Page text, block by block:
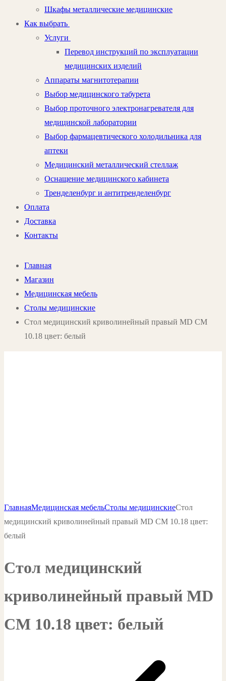
Шкафы металлические медицинские
Как выбрать
Услуги
Перевод инструкций по эксплуатации
медицинских изделий
Аппараты магнитотерапии
Выбор медицинского табурета
Выбор проточного электронагревателя для
медицинской лаборатории
Выбор фармацевтического холодильника для
аптеки
Медицинский металлический стеллаж
Оснащение медицинского кабинета
Тренделенбург и антитренделенбург
Оплата
Доставка
Контакты
Главная
Магазин
Медицинская мебель
Столы медицинские
Стол медицинский криволинейный правый MD СМ
10.18 цвет: белый
ГлавнаяМедицинская мебельСтолы медицинскиеСтол
медицинский криволинейный правый MD СМ 10.18 цвет:
белый
Стол медицинский
криволинейный правый MD
СМ 10.18 цвет: белый